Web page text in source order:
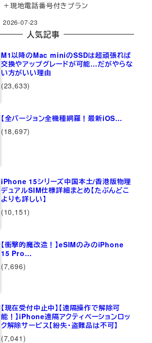
＋現地電話番号付きプラン
2026-07-23
人気記事
M1以降のMac miniのSSDは超頑張れば
交換やアップグレードが可能…だがやらな
い方がいい理由
(23,633)
【全バージョン全機種網羅！最新iOS…
(18,697)
iPhone 15シリーズ中国本土/香港版物理
デュアルSIM仕様詳細まとめ【たぶんどこ
よりも詳しい】
(10,151)
【衝撃的魔改造！】eSIMのみのiPhone
15 Pro…
(7,696)
【現在受付中止中】【遠隔操作で解除可
能！】iPhone遠隔アクティベーションロッ
ク解除サービス【紛失・盗難品は不可】
(7,041)